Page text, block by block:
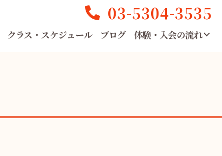
03-5304-3535
クラス・スケジュール ブログ 体験・入会の流れ